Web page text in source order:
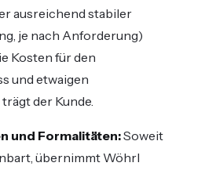
ausreichend stabiler
je nach Anforderung)
Kosten für den
und etwaigen
der Kunde.
und Formalitäten:Soweit
übernimmt Wöhrl